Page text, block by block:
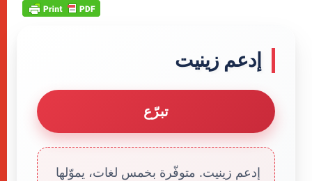
إدعم زينيت
تبرّع
إدعم زينيت. متوفّرة بخمس لغات، يموّلها